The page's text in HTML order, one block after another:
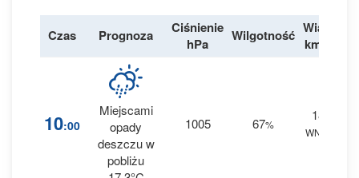
Czas Prognoza
Ciśnienie
hPa
Wilgotność Wiatr
km/h
10:00
Miejscami
opady
deszczu w
pobliżu
1005 67%
18
WNW